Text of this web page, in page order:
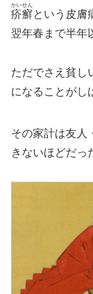
疥癬
かいせん
という皮膚
翌年春まで半年
ただでさえ貧し
になることがし
その家計は友人
きないほどだっ